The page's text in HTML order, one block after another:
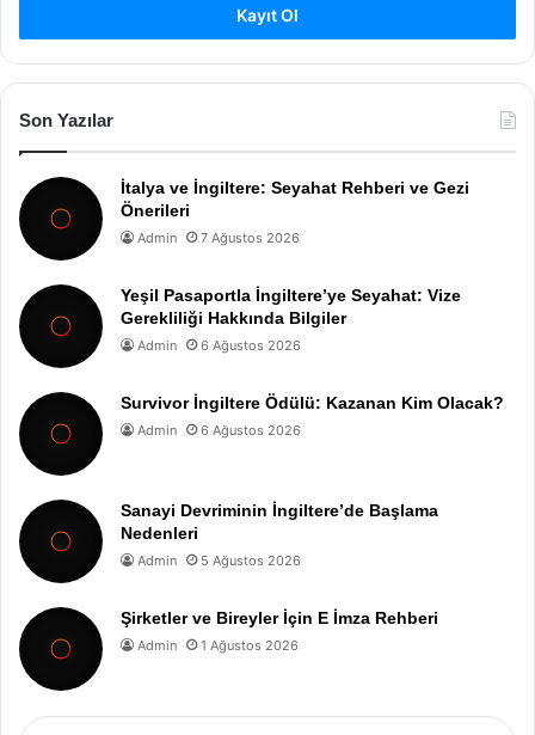
Kayıt Ol
Son Yazılar
İtalya ve İngiltere: Seyahat Rehberi ve Gezi
Önerileri
Admin 7 Ağustos 2026
Yeşil Pasaportla İngiltere’ye Seyahat: Vize
Gerekliliği Hakkında Bilgiler
Admin 6 Ağustos 2026
Survivor İngiltere Ödülü: Kazanan Kim Olacak?
Admin 6 Ağustos 2026
Sanayi Devriminin İngiltere’de Başlama
Nedenleri
Admin 5 Ağustos 2026
Şirketler ve Bireyler İçin E İmza Rehberi
Admin 1 Ağustos 2026